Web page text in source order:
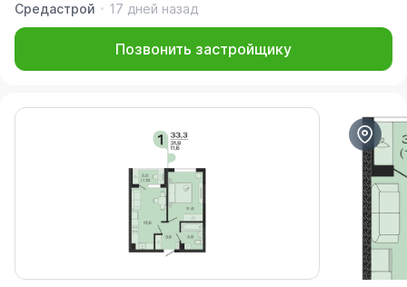
Средастрой
17 дней назад
Позвонить застройщику